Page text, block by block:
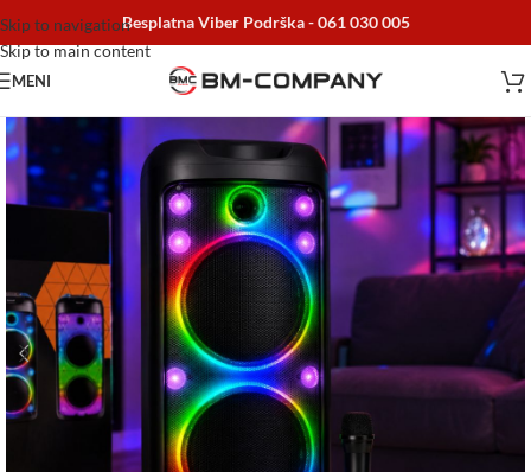
Skip to navigation
Skip to main content
Besplatna Viber Podrška -061 030 005
MENI